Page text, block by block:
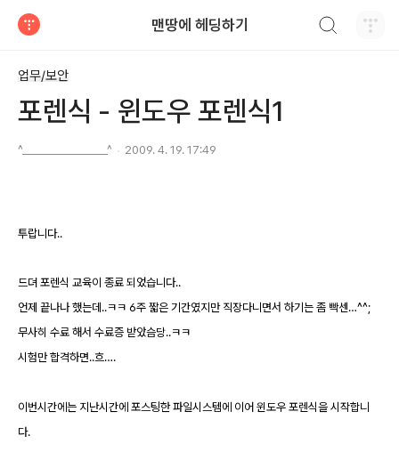
맨땅에 헤딩하기
업무/보안
포렌식 - 윈도우 포렌식1
^________________^ 2009. 4. 19. 17:49
투랍니다..
드뎌 포렌식 교육이 종료 되었습니다..
언제 끝나나 했는데 ..ㅋㅋ 6주 짧은 기간였지만 직장다니면서 하기는 좀 빡센…^^;
무사히 수료 해서 수료증 받았슴당..ㅋㅋ
시험만 합격하면..흐….
이번시간에는 지난시간에 포스팅한 파일시스템에 이어 윈도우 포렌식을 시작합니
다.